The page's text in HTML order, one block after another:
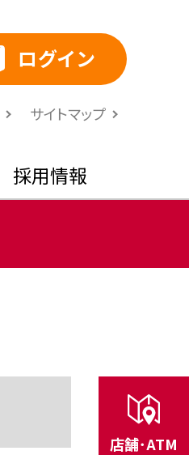
採用情報
ログイン
サイトマップ
店舗･ATM